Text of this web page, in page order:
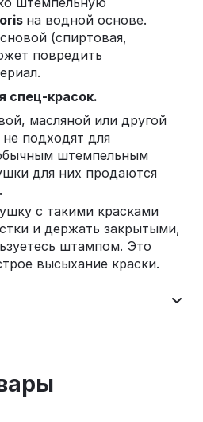
на водной основе.
(спиртовая,
повредить
спец-красок.
масляной или другой
подходят для
штемпельным
для них продаются
с такими красками
и держать закрытыми,
штампом. Это
высыхание краски.